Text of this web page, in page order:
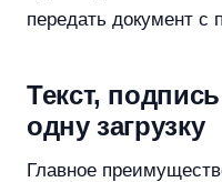
передать документ с
Текст,
одну загрузку
Главное